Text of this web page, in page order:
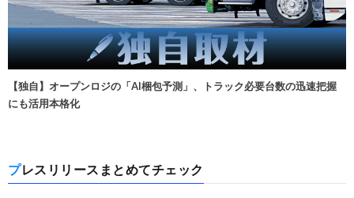
【独自】オープンロジの「AI梱包予測」、トラック必要台数の迅速把握
にも活用本格化
プレスリリースまとめてチェック